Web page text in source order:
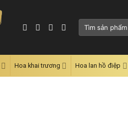
Tìm
Hoa khai trương Hoa lan hồ điệp